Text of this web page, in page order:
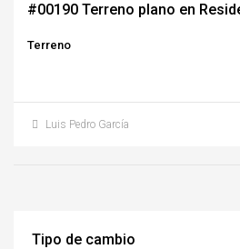
#00190 Terreno plano en
Terreno
Luis Pedro García
Tipo de cambio